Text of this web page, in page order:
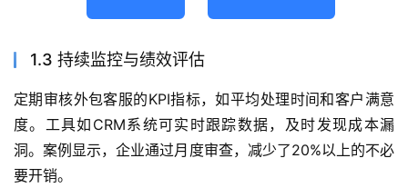
1.3 持续监控与绩效评估
定期审核外包客服的KPI指标，如平均处理时间和客户满意
度。工具如CRM系统可实时跟踪数据，及时发现成本漏
洞。案例显示，企业通过月度审查，减少了20%以上的不必
要开销。